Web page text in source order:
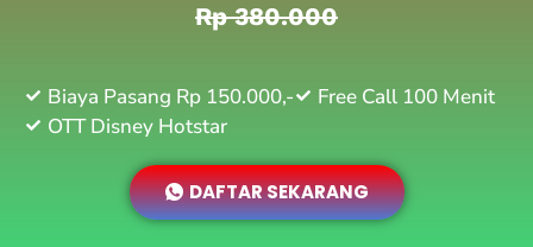
Rp 380.000
Biaya Pasang Rp 150.000,-
Free Call 100 Menit
OTT Disney Hotstar
DAFTAR SEKARANG